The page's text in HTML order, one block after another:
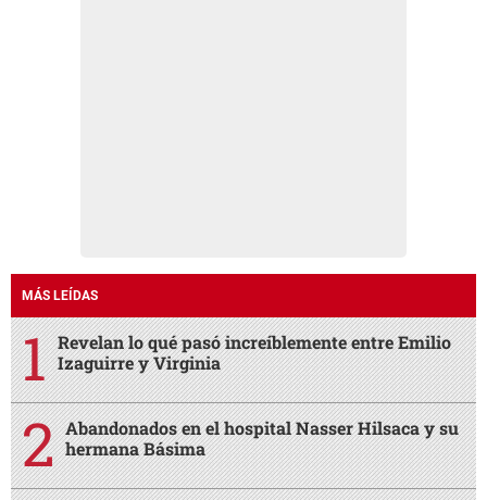
MÁS LEÍDAS
Revelan lo qué pasó increíblemente entre Emilio
Izaguirre y Virginia
Abandonados en el hospital Nasser Hilsaca y su
hermana Básima